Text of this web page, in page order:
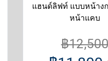
แฮนด์ลิฟท์ แบบหน้าง
หน้าแคบ
฿